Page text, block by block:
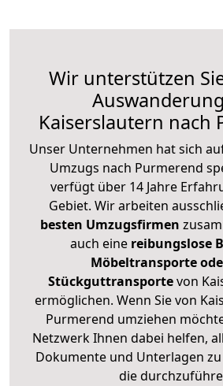
Wir unterstützen
Kaiserslautern nach
Unser Unternehmen hat sich
Umzugs nach Purmerend
verfügt über 14 Jahre
Gebiet. Wir arbeiten
besten Umzugsfirmen
auch eine reibungslose
Möbeltransporte
Stückguttransportevon
ermöglichen. Wenn Sie von
Purmerend umziehen
Netzwerk Ihnen dabei helfen,
Dokumente und Unterlagen
die